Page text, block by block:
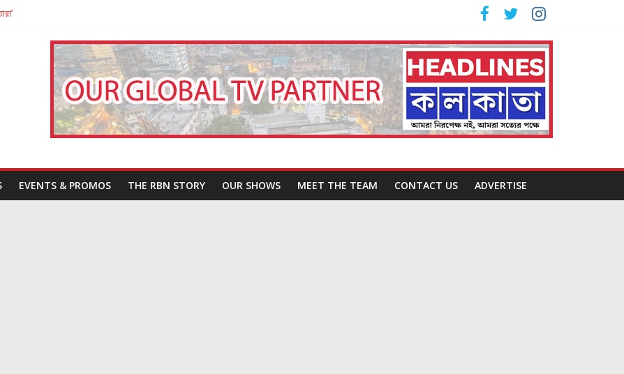
Challenges Our Understanding of Justice
EVENTS & PROMOS THE RBN STORY OUR SHOWS MEET THE TEAM CONTACT US ADVERTISE